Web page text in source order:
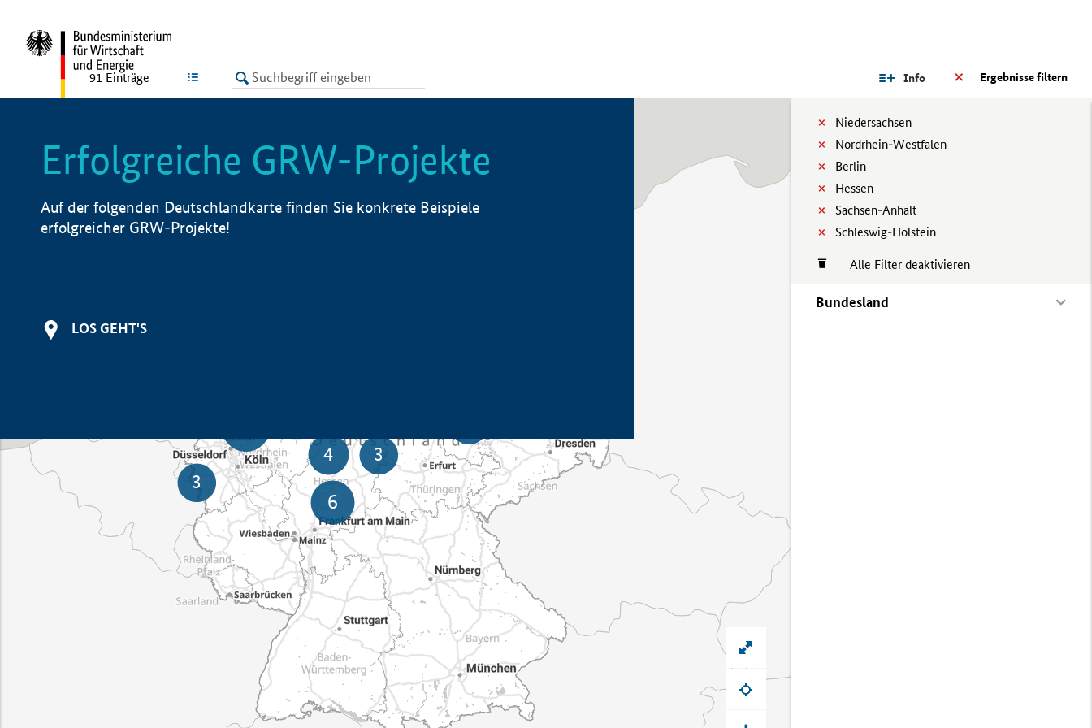
LISTE Ergebnisse filtern
Info
Niedersachsen
Nordrhein-Westfalen
Berlin
Hessen
Sachsen-Anhalt
Schleswig-Holstein
Alle Filter deaktivieren
Bundesland
91 Einträge
Erfolgreiche GRW-Projekte
Auf der folgenden Deutschlandkarte finden Sie konkrete Beispiele
erfolgreicher GRW-Projekte!
LOS GEHT'S